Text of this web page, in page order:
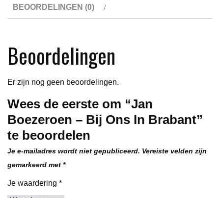
BEOORDELINGEN (0)
Beoordelingen
Er zijn nog geen beoordelingen.
Wees de eerste om “Jan
Boezeroen – Bij Ons In Brabant”
te beoordelen
Je e-mailadres wordt niet gepubliceerd. Vereiste velden zijn
gemarkeerd met *
Je waardering *